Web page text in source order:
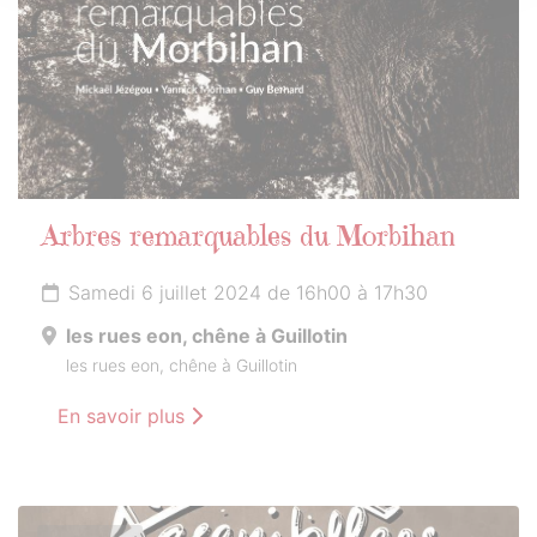
Arbres remarquables du Morbihan
Samedi 6 juillet 2024 de 16h00 à 17h30
les rues eon, chêne à Guillotin
les rues eon, chêne à Guillotin
En savoir plus